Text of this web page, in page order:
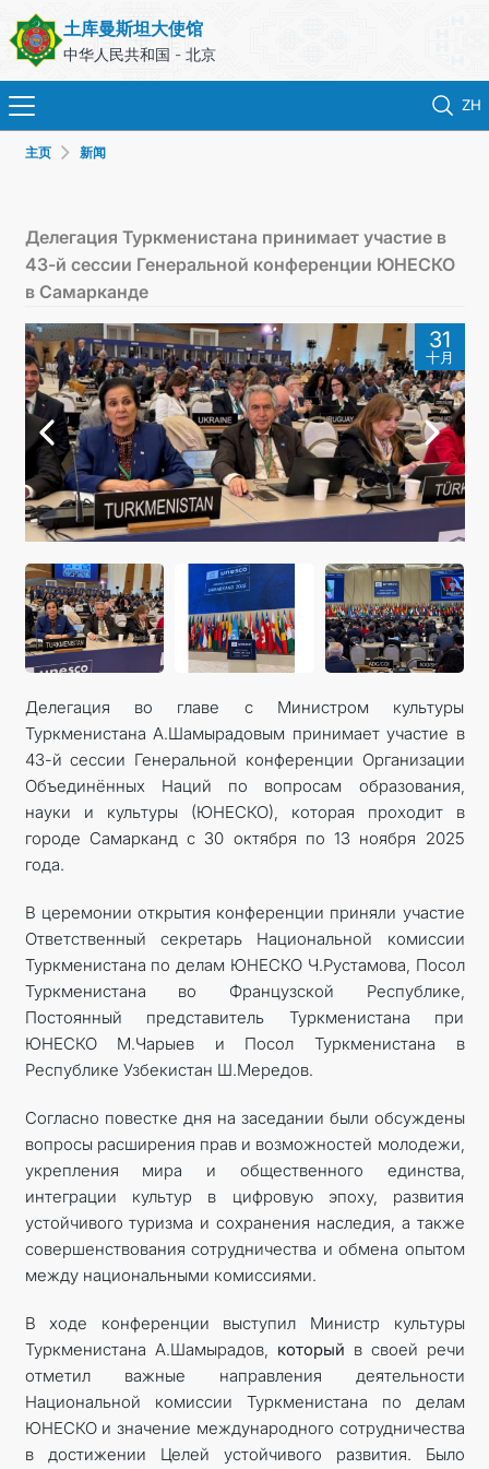
土库曼斯坦大使馆
中华人民共和国 - 北京
ZH
领事服务
外交部
联系我们
主页 新闻
Делегация Туркменистана принимает участие в
43-й сессии Генеральной конференции ЮНЕСКО
в Самарканде
31
十月
Делегация во главе с Министром культуры
Туркменистана А.Шамырадовым принимает участие в
43-й сессии Генеральной конференции Организации
Объединённых Наций по вопросам образования,
науки и культуры (ЮНЕСКО), которая проходит в
городе Самарканд с 30 октября по 13 ноября 2025
года.
В церемонии открытия конференции приняли участие
Ответственный секретарь Национальной комиссии
Туркменистана по делам ЮНЕСКО Ч.Рустамова, Посол
Туркменистана во Французской Республике,
Постоянный представитель Туркменистана при
ЮНЕСКО М.Чарыев и Посол Туркменистана в
Республике Узбекистан Ш.Мередов.
Согласно повестке дня на заседании были обсуждены
вопросы расширения прав и возможностей молодежи,
укрепления мира и общественного единства,
интеграции культур в цифровую эпоху, развития
устойчивого туризма и сохранения наследия, а также
совершенствования сотрудничества и обмена опытом
между национальными комиссиями.
В ходе конференции выступил Министр культуры
Туркменистана А.Шамырадов, который в своей речи
отметил важные направления деятельности
Национальной комиссии Туркменистана по делам
ЮНЕСКО и значение международного сотрудничества
в достижении Целей устойчивого развития. Было